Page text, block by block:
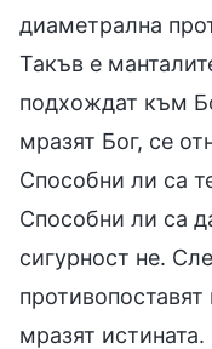
диаметрална
Такъв е
подхождат към
мразят Бог, се
Способни ли са
Способни ли са
сигурност не.
противопоставят
мразят